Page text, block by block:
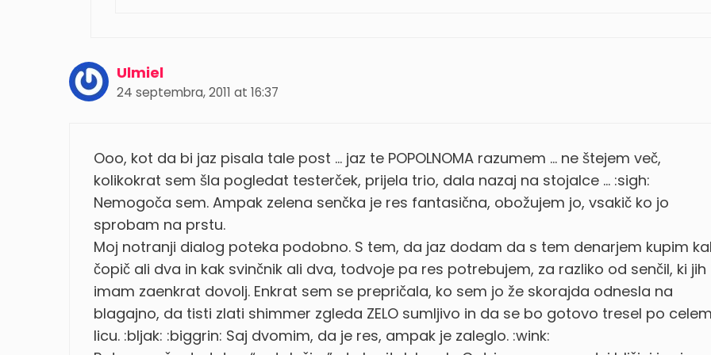
Ulmiel
24 septembra, 2011 at 16:37
Ooo, kot da bi jaz pisala tale post … jaz te POPOLNOMA razumem … ne štejem več,
kolikokrat sem šla pogledat testerček, prijela trio, dala nazaj na stojalce … :sigh:
Nemogoča sem. Ampak zelena senčka je res fantasična, obožujem jo, vsakič ko jo
sprobam na prstu.
Moj notranji dialog poteka podobno. S tem, da jaz dodam da s tem denarjem kupim
čopič ali dva in kak svinčnik ali dva, todvoje pa res potrebujem, za razliko od senčil, ki jih
imam zaenkrat dovolj. Enkrat sem se prepričala, ko sem jo že skorajda odnesla na
blagajno, da tisti zlati shimmer zgleda ZELO sumljivo in da se bo gotovo tresel po
licu. :bljak: :biggrin: Saj dvomim, da je res, ampak je zaleglo. :wink: